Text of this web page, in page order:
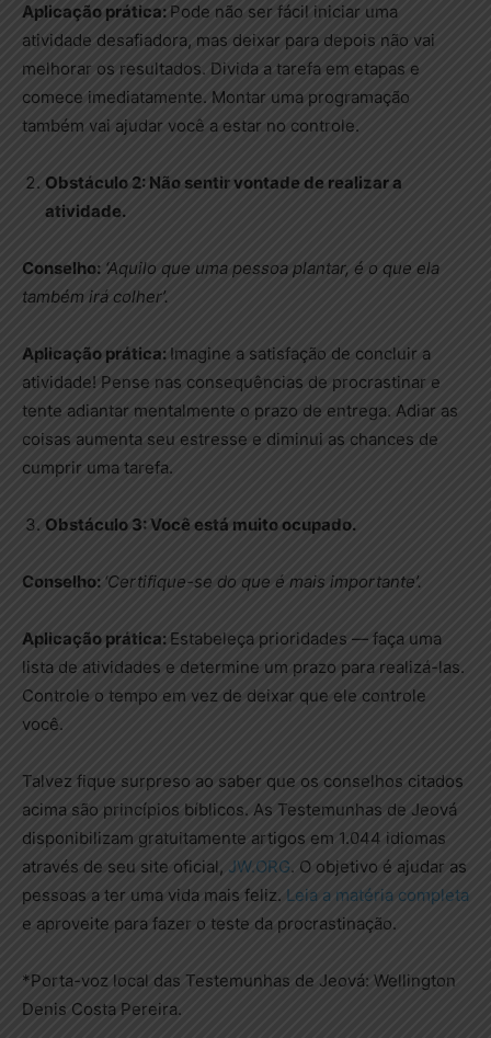
Aplicação prática: Pode não ser fácil iniciar uma
atividade desafiadora, mas deixar para depois não vai
melhorar os resultados. Divida a tarefa em etapas e
comece imediatamente. Montar uma programação
também vai ajudar você a estar no controle.
Obstáculo 2: Não sentir vontade de realizar a
atividade.
Conselho: ‘Aquilo que uma pessoa plantar, é o que ela
também irá colher’.
Aplicação prática: Imagine a satisfação de concluir a
atividade! Pense nas consequências de procrastinar e
tente adiantar mentalmente o prazo de entrega. Adiar as
coisas aumenta seu estresse e diminui as chances de
cumprir uma tarefa.
Obstáculo 3: Você está muito ocupado.
Conselho: ‘Certifique-se do que é mais importante’.
Aplicação prática: Estabeleça prioridades — faça uma
lista de atividades e determine um prazo para realizá-las.
Controle o tempo em vez de deixar que ele controle
você.
Talvez fique surpreso ao saber que os conselhos citados
acima são princípios bíblicos. As Testemunhas de Jeová
disponibilizam gratuitamente artigos em 1.044 idiomas
através de seu site oficial, JW.ORG. O objetivo é ajudar as
pessoas a ter uma vida mais feliz. Leia a matéria completa
e aproveite para fazer o teste da procrastinação.
*Porta-voz local das Testemunhas de Jeová: Wellington
Denis Costa Pereira.